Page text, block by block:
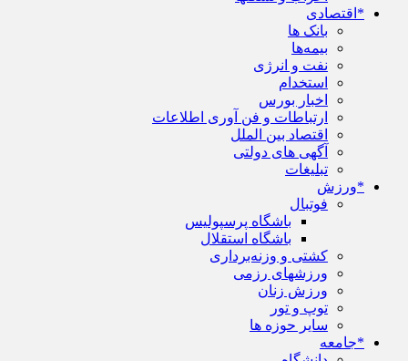
*اقتصادی
بانک ها
بیمه‌ها
نفت و انرژی
استخدام
اخبار بورس
ارتباطات و فن آوری اطلاعات
اقتصاد بین الملل
آگهی های دولتی
تبلیغات
*ورزش
فوتبال
باشگاه پرسپولیس
باشگاه استقلال
کشتی و وزنه‌برداری
ورزشهای رزمی
ورزش زنان
توپ و تور
سایر حوزه ها
*جامعه